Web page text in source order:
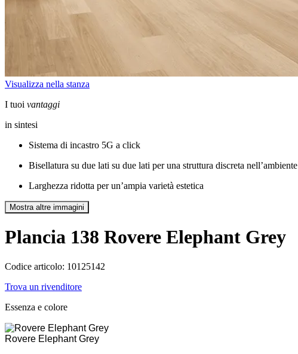
Visualizza nella stanza
I tuoi vantaggi
in sintesi
Sistema di incastro 5G a click
Bisellatura su due lati su due lati per una struttura discreta nell’ambiente
Larghezza ridotta per un’ampia varietà estetica
Mostra altre immagini
Plancia 138 Rovere Elephant Grey
Codice articolo: 10125142
Trova un rivenditore
Essenza e colore
Rovere Elephant Grey